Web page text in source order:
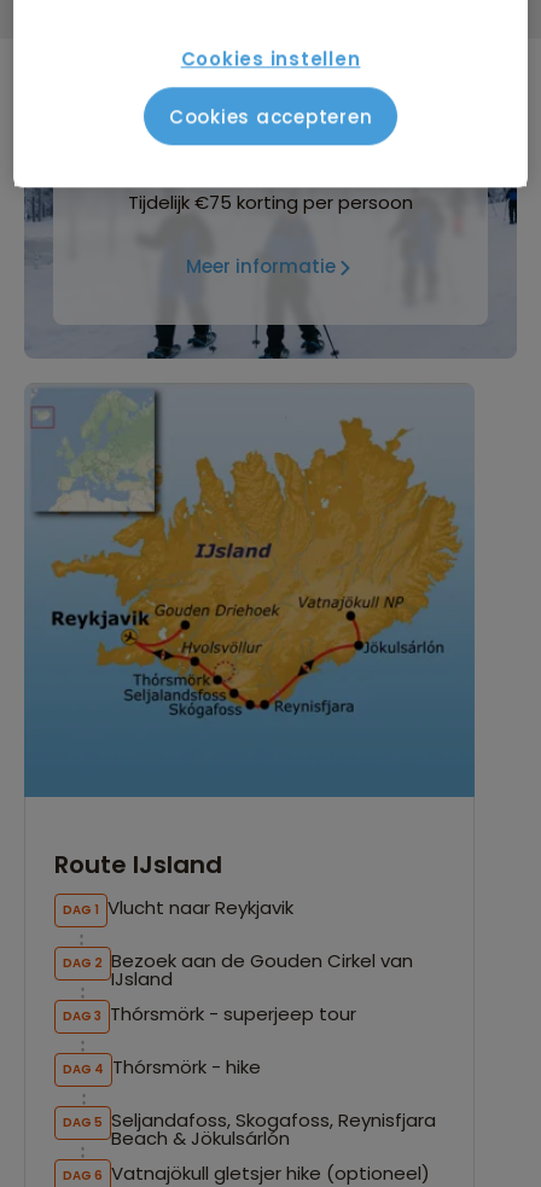
WINTERVOORDEEL
Tijdelijk €75 korting per persoon
Meer informatie
Route IJsland
DAG 1 Vlucht naar Reykjavik
DAG 2 Bezoek aan de Gouden Cirkel van
IJsland
DAG 3 Thórsmörk - superjeep tour
DAG 4 Thórsmörk - hike
DAG 5 Seljandafoss, Skogafoss, Reynisfjara
Beach & Jökulsárlón
DAG 6 Vatnajökull gletsjer hike (optioneel)
Cookies instellen
Cookies accepteren